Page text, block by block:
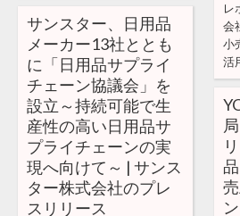
レ
会
小
活
サンスター、日用品
メーカー13社ととも
に「日用品サプライ
チェーン協議会」を
設立～持続可能で生
産性の高い日用品サ
プライチェーンの実
現へ向けて～ | サンス
ター株式会社のプレ
スリリース